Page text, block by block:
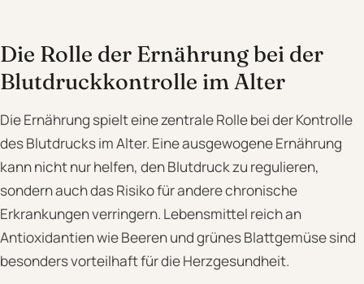
Die Rolle der Ernährung bei der
Blutdruckkontrolle im Alter
Die Ernährung spielt eine zentrale Rolle bei der Kontrolle
des Blutdrucks im Alter. Eine ausgewogene Ernährung
kann nicht nur helfen, den Blutdruck zu regulieren,
sondern auch das Risiko für andere chronische
Erkrankungen verringern. Lebensmittel reich an
Antioxidantien wie Beeren und grünes Blattgemüse sind
besonders vorteilhaft für die Herzgesundheit.